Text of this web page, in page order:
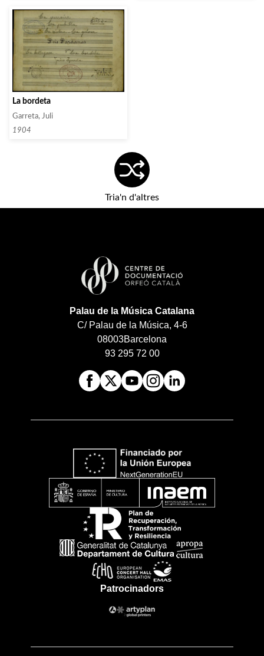
La bordeta
Garreta, Juli
1904
Tria'n d'altres
Palau de la Música Catalana
C/ Palau de la Música, 4-6
08003Barcelona
93 295 72 00
Patrocinadors